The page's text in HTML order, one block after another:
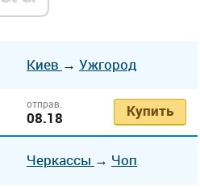
Киев → Ужгород
отправ.
08.18 Купить
Черкассы → Чоп